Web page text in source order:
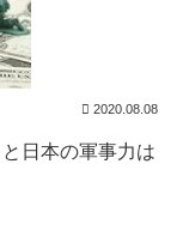
2020.08.08
日本の軍事力は